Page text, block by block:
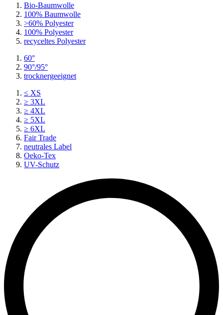
Bio-Baumwolle
100% Baumwolle
>60% Polyester
100% Polyester
recyceltes Polyester
60°
90°/95°
trocknergeeignet
≤ XS
≥ 3XL
≥ 4XL
≥ 5XL
≥ 6XL
Fair Trade
neutrales Label
Oeko-Tex
UV-Schutz